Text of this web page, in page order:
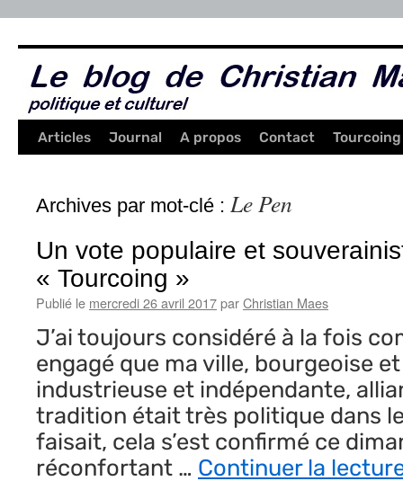
Articles Journal A propos Contact Tourcoing
Archives par mot-clé : Le Pen
Un vote populaire et
« Tourcoing »
Publié le mercredi 26 avril 2017parChristian Maes
J’ai toujours considéré à la fois
engagé que ma ville, bourgeoise
industrieuse et indépendante,
tradition était très politique dans
faisait, cela s’est confirmé ce
réconfortant … Continuer la